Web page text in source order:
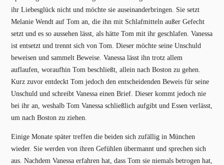
ihr Liebesglück nicht und möchte sie auseinanderbringen. Sie setzt
Melanie Wendt auf Tom an, die ihn mit Schlafmitteln außer Gefecht
setzt und es so aussehen lässt, als hätte Tom mit ihr geschlafen. Vanessa
ist entsetzt und trennt sich von Tom. Dieser möchte seine Unschuld
beweisen und sammelt Beweise. Vanessa lässt ihn trotz allem
auflaufen, woraufhin Tom beschließt, allein nach Boston zu gehen.
Kurz zuvor entdeckt Tom jedoch den entscheidenden Beweis für seine
Unschuld und schreibt Vanessa einen Brief. Dieser kommt jedoch nie
bei ihr an, weshalb Tom Vanessa schließlich aufgibt und Essen verlässt,
um nach Boston zu ziehen.
Einige Monate später treffen die beiden sich zufällig in München
wieder. Sie werden von ihren Gefühlen übermannt und sprechen sich
aus. Nachdem Vanessa erfahren hat, dass Tom sie niemals betrogen hat,